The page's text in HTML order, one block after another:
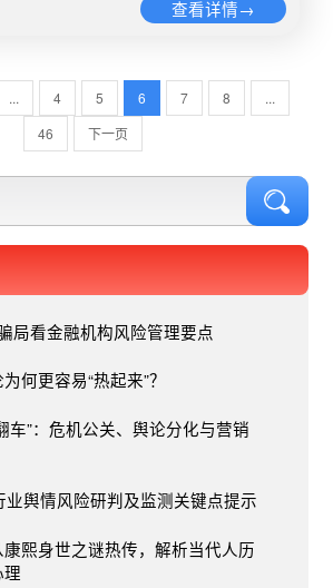
策、社会改革和其他关键议题。报
关系积极向前迈进。中共二十届三
球关注，许多全球南方国家期待中
革措施，在国际局势紧张加剧的背
展机遇。​俄罗斯《莫斯科每日新
评论文章称，三中全会在中国政
大，将对中国经济发展产生深远影
国当前现代化建设面临的主要挑战
讨论的重点议题方向。俄罗斯资讯
国确定经济和社会发展的总体方
召开的中共二十届三中全会聚焦全
人口摆脱贫困，占同期全球减贫
，充分彰显中国式现代化“人口规模
共同富裕”两大特色。报道援引专
年的悠久历史文化视为宝藏，结合
发挥政府宏观调控作用，是“独一
会稳定的重要举措。同时，也强调
各政法机关可结合本系统工作特性
谣专项行动，积极探索网络谣言的
增加震慑力度，全面提高造谣传谣
、小结纵观以上案例事件，可以看
事件的舆情管理需要更加专业化、
一方面，相关部门应建立健全舆情
信息的实时收集、分析与预警，及
估舆情风险，为决策提供科学、精
，建立多元化的信息发布和沟通渠
会关切，特别是对一些负面网络舆
迅速预警，及时处理，避免事态升
修复与引导工作，有效引导舆情走
查看详情→
... 4 5 6 7 8
...
46
下一页
局看金融机构风险管理要点
何更容易“热起来”？
车”：危机公关、舆论分化与营销
业舆情风险研判及监测关键点提示
熙身世之谜热传，解析当代人历